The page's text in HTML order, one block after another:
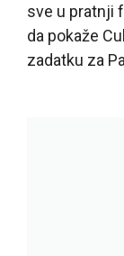
sve u pratnji
da pokaže
zadatku za